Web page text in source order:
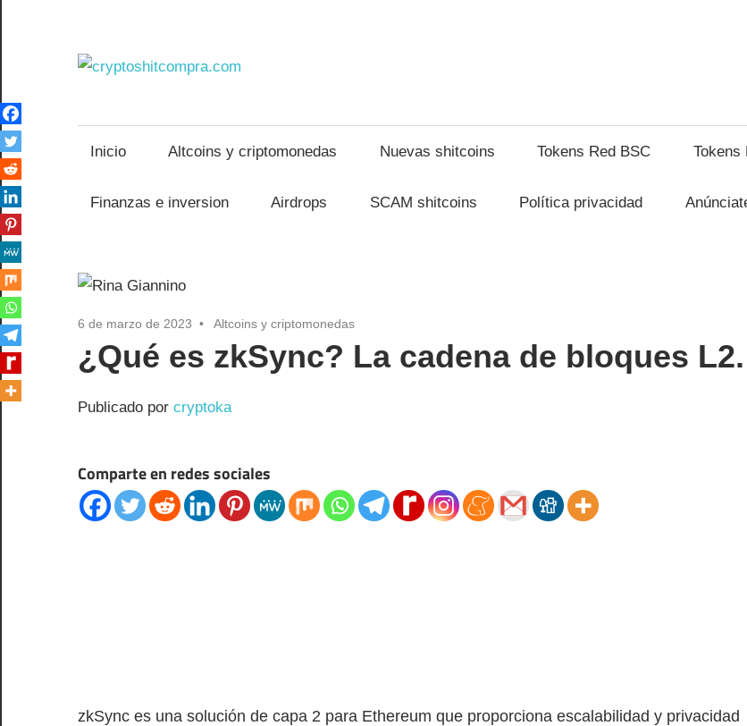
contenido
Inicio Altcoins y criptomonedas Nuevas shitcoins Tokens Red BSC Tokens
Finanzas e inversion Airdrops SCAM shitcoins Política privacidad
6 de marzo de 2023 Altcoins y criptomonedas
¿Qué es zkSync? La cadena de bloques L2.
Publicado por cryptoka
Comparte en redes sociales
zkSync es una solución de capa 2 para Ethereum que proporciona escalabilidad y privacidad